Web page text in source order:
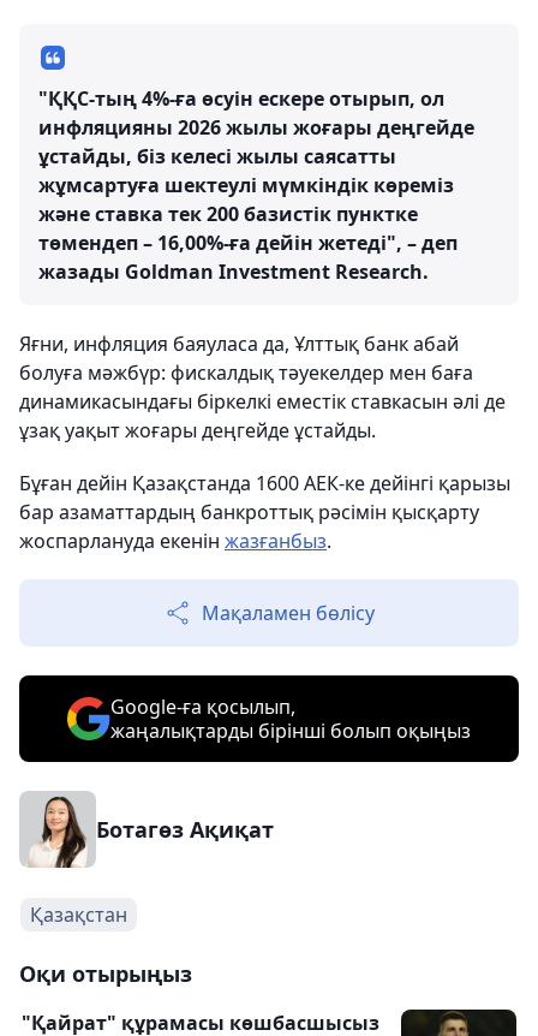
"ҚҚС-тың 4%-ға өсуін ескере отырып, ол
инфляцияны 2026 жылы жоғары деңгейде
ұстайды, біз келесі жылы саясатты
жұмсартуға шектеулі мүмкіндік көреміз
және ставка тек 200 базистік пунктке
төмендеп – 16,00%-ға дейін жетеді", – деп
жазады Goldman Investment Research.
Яғни, инфляция баяуласа да, Ұлттық банк абай
болуға мәжбүр: фискалдық тәуекелдер мен баға
динамикасындағы біркелкі еместік ставкасын әлі де
ұзақ уақыт жоғары деңгейде ұстайды.
Бұған дейін Қазақстанда 1600 АЕК-ке дейінгі қарызы
бар азаматтардың банкроттық рәсімін қысқарту
жоспарлануда екенін жазғанбыз.
Мақаламен бөлісу
Google-ға қосылып,
жаңалықтарды бірінші болып оқыңыз
Ботагөз Ақиқат
Қазақстан
Оқи отырыңыз
"Қайрат" құрамасы көшбасшысыз